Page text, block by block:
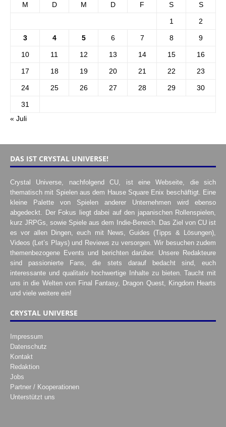
M D M D F S S
1 2
3 4 5 6 7 8 9
10 11 12 13 14 15 16
17 18 19 20 21 22 23
24 25 26 27 28 29 30
31
« Juli
DAS IST CRYSTAL UNIVERSE!
Crystal Universe, nachfolgend CU, ist eine Webseite, die sich
thematisch mit Spielen aus dem Hause Square Enix beschäftigt. Eine
kleine Palette von Spielen anderer Unternehmen wird ebenso
abgedeckt. Der Fokus liegt dabei auf den japanischen Rollenspielen,
kurz JRPGs, sowie Spiele aus dem Indie-Bereich. Das Ziel von CU ist
es vor allen Dingen, euch mit News, Guides (Tipps & Lösungen),
Videos (Let’s Plays) und Reviews zu versorgen. Wir besuchen zudem
themenbezogene Events und berichten darüber. Unsere Redakteure
sind passionierte Fans, die stets darauf bedacht sind, euch
interessante und qualitativ hochwertige Inhalte zu bieten. Taucht mit
uns in die Welten von Final Fantasy, Dragon Quest, Kingdom Hearts
und viele weitere ein!
CRYSTAL UNIVERSE
Impressum
Datenschutz
Kontakt
Redaktion
Jobs
Partner / Kooperationen
Unterstützt uns